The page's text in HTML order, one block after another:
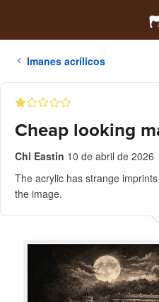
Imanes acrílicos
Cheap looking
Chi Eastin 10 de abril de 2026
The acrylic has strange
the image.